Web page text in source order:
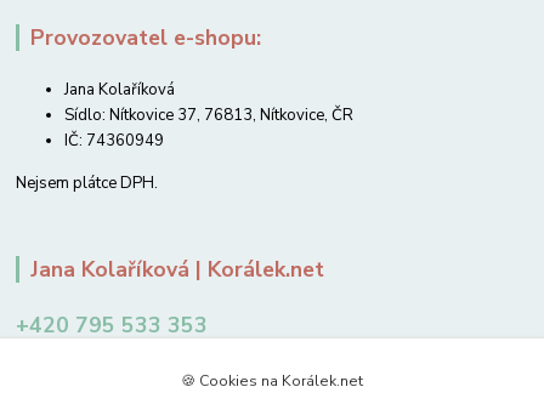
Provozovatel e-shopu:
Jana Kolaříková
Sídlo: Nítkovice 37, 76813, Nítkovice, ČR
IČ: 74360949
Nejsem plátce DPH.
Jana Kolaříková | Korálek.net
+420 795 533 353
🍪 Cookies na Korálek.net